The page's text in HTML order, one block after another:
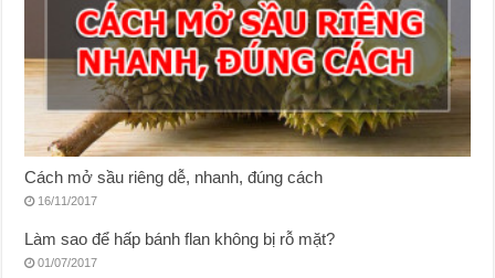
Cách mở sầu riêng dễ, nhanh, đúng cách
16/11/2017
Làm sao để hấp bánh flan không bị rỗ mặt?
01/07/2017